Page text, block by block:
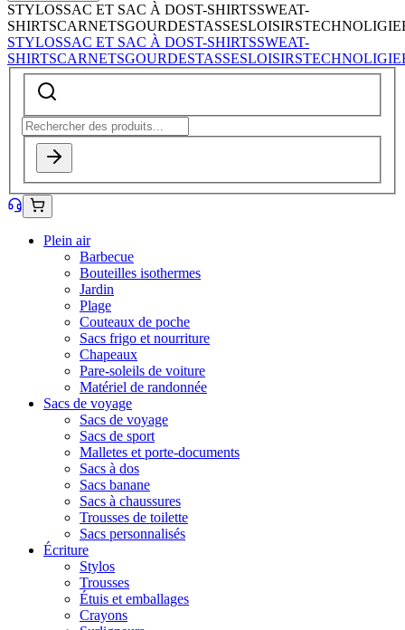
STYLOSSAC ET SAC À DOST-SHIRTSSWEAT-
SHIRTSCARNETSGOURDESTASSESLOISIRSTECHNOLIGIE
STYLOSSAC ET SAC À DOST-SHIRTSSWEAT-
SHIRTSCARNETSGOURDESTASSESLOISIRSTECHNOLIGIE
Plein air
Barbecue
Bouteilles isothermes
Jardin
Plage
Couteaux de poche
Sacs frigo et nourriture
Chapeaux
Pare-soleils de voiture
Matériel de randonnée
Sacs de voyage
Sacs de voyage
Sacs de sport
Malletes et porte-documents
Sacs à dos
Sacs banane
Sacs à chaussures
Trousses de toilette
Sacs personnalisés
Écriture
Stylos
Trousses
Étuis et emballages
Crayons